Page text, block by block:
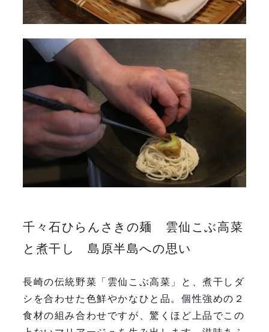
千々石ひらんさきの麺 雲仙こぶ高菜
と煮干し 島原半島への思い
長崎の伝統野菜「雲仙こぶ高菜」と、煮干しダ
シを合わせた色鮮やかなひと品。個性強めの２
食材の組み合わせですが、驚くほど上品でこの